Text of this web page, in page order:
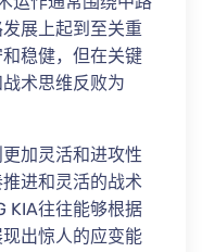
展上起到至关重
稳健，但在关键
术思维反败为
加灵活和进攻性
进和灵活的战术
KIA往往能够根据
出惊人的应变能